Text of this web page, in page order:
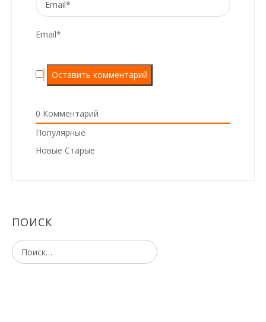
Email*
0 Комментарий
Популярные
Новые Старые
ПОИСК